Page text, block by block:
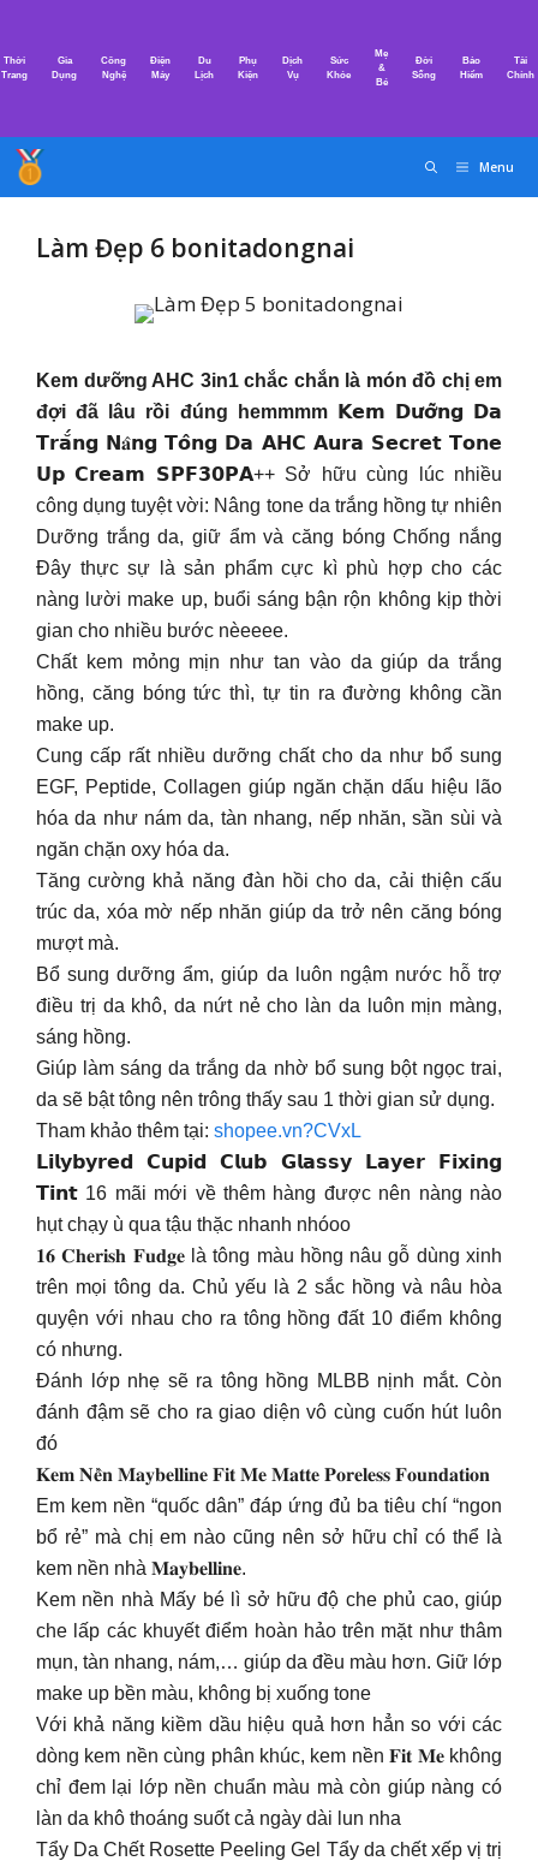
nội
Thời
Trang
Gia
Dụng
Công
Nghệ
Điện
Máy
Du
Lịch
Phụ
Kiện
Dịch
Vụ
Sức
Khỏe
Mẹ
&
Bé
Đời
Sống
Bảo
Hiểm
Tài
Chính
Menu
Làm Đẹp 6 bonitadongnai
Kem dưỡng AHC 3in1 chắc chắn là món đồ chị em
đợi đã lâu rồi đúng hemmmm
𝗞𝗲𝗺 𝗗𝘂̛𝗼̛̃𝗻𝗴 𝗗𝗮
𝗧𝗿𝗮̆́𝗻𝗴 𝗡𝐚̂𝗻𝗴 𝗧𝗼̂𝗻𝗴 𝗗𝗮 𝗔𝗛𝗖 𝗔𝘂𝗿𝗮 𝗦𝗲𝗰𝗿𝗲𝘁 𝗧𝗼𝗻𝗲
𝗨𝗽 𝗖𝗿𝗲𝗮𝗺 𝗦𝗣𝗙𝟯𝟬𝗣𝗔++ Sở hữu cùng lúc nhiều
công dụng tuyệt vời: Nâng tone da trắng hồng tự nhiên
Dưỡng trắng da, giữ ẩm và căng bóng Chống nắng
Đây thực sự là sản phẩm cực kì phù hợp cho các
nàng lười make up, buổi sáng bận rộn không kịp thời
gian cho nhiều bước nèeeee.
Chất kem mỏng mịn như tan vào da giúp da trắng
hồng, căng bóng tức thì, tự tin ra đường không cần
make up.
Cung cấp rất nhiều dưỡng chất cho da như bổ sung
EGF, Peptide, Collagen giúp ngăn chặn dấu hiệu lão
hóa da như nám da, tàn nhang, nếp nhăn, sần sùi và
ngăn chặn oxy hóa da.
Tăng cường khả năng đàn hồi cho da, cải thiện cấu
trúc da, xóa mờ nếp nhăn giúp da trở nên căng bóng
mượt mà.
Bổ sung dưỡng ẩm, giúp da luôn ngậm nước hỗ trợ
điều trị da khô, da nứt nẻ cho làn da luôn mịn màng,
sáng hồng.
Giúp làm sáng da trắng da nhờ bổ sung bột ngọc trai,
da sẽ bật tông nên trông thấy sau 1 thời gian sử dụng.
Tham khảo thêm tại: shopee.vn?CVxL
𝗟𝗶𝗹𝘆𝗯𝘆𝗿𝗲𝗱 𝗖𝘂𝗽𝗶𝗱 𝗖𝗹𝘂𝗯 𝗚𝗹𝗮𝘀𝘀𝘆 𝗟𝗮𝘆𝗲𝗿 𝗙𝗶𝘅𝗶𝗻𝗴
𝗧𝗶𝗻𝘁 16 mãi mới về thêm hàng được nên nàng nào
hụt chạy ù qua tậu thặc nhanh nhóoo
𝟏𝟔 𝐂𝐡𝐞𝐫𝐢𝐬𝐡 𝐅𝐮𝐝𝐠𝐞 là tông màu hồng nâu gỗ dùng xinh
trên mọi tông da. Chủ yếu là 2 sắc hồng và nâu hòa
quyện với nhau cho ra tông hồng đất 10 điểm không
có nhưng.
Đánh lớp nhẹ sẽ ra tông hồng MLBB nịnh mắt. Còn
đánh đậm sẽ cho ra giao diện vô cùng cuốn hút luôn
đó
𝐊𝐞𝐦 𝐍𝐞̂̀𝐧 𝐌𝐚𝐲𝐛𝐞𝐥𝐥𝐢𝐧𝐞 𝐅𝐢𝐭 𝐌𝐞 𝐌𝐚𝐭𝐭𝐞 𝐏𝐨𝐫𝐞𝐥𝐞𝐬𝐬 𝐅𝐨𝐮𝐧𝐝𝐚𝐭𝐢𝐨𝐧
Em kem nền “quốc dân” đáp ứng đủ ba tiêu chí “ngon
bổ rẻ” mà chị em nào cũng nên sở hữu chỉ có thể là
kem nền nhà 𝐌𝐚𝐲𝐛𝐞𝐥𝐥𝐢𝐧𝐞.
Kem nền nhà Mấy bé lì sở hữu độ che phủ cao, giúp
che lấp các khuyết điểm hoàn hảo trên mặt như thâm
mụn, tàn nhang, nám,… giúp da đều màu hơn. Giữ lớp
make up bền màu, không bị xuống tone
Với khả năng kiềm dầu hiệu quả hơn hẳn so với các
dòng kem nền cùng phân khúc, kem nền 𝐅𝐢𝐭 𝐌𝐞 không
chỉ đem lại lớp nền chuẩn màu mà còn giúp nàng có
làn da khô thoáng suốt cả ngày dài lun nha
Tẩy Da Chết Rosette Peeling Gel Tẩy da chết xếp vị trị